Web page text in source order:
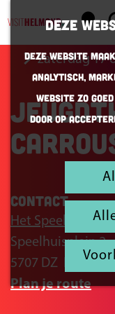
Deze
Deze website
Analytisch,
website zo
Door op
K
a
a
r
t
zaterdag 17
Contact
Het Speelhuis
Speelhuisplein 2
5707 DZ Helmond
Plan je routen